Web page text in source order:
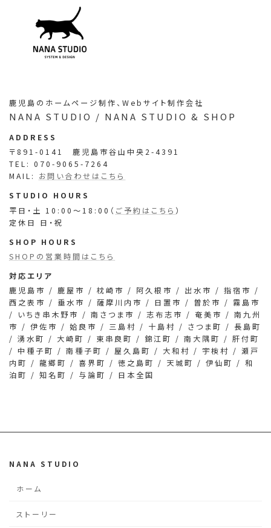
ン
リ
ン
ン
リ
ン
ン
リ
ン
ン
リ
ン
鹿児島のホームページ制作、Webサイト制作会社
NANA STUDIO / NANA STUDIO & SHOP
ADDRESS
〒891-0141 鹿児島市谷山中央2-4391
TEL: 070-9065-7264
MAIL: お問い合わせはこちら
STUDIO HOURS
平日・土 10:00～18:00（ ご予約はこちら ）
定休日 日・祝
SHOP HOURS
SHOPの営業時間はこちら
対応エリア
鹿児島市 / 鹿屋市 / 枕崎市 / 阿久根市 / 出水市 / 指宿市 /
西之表市 / 垂水市 / 薩摩川内市 / 日置市 / 曽於市 / 霧島市
/ いちき串木野市 / 南さつま市 / 志布志市 / 奄美市 / 南九州
市 / 伊佐市 / 姶良市 / 三島村 / 十島村 / さつま町 / 長島町
/ 湧水町 / 大崎町 / 東串良町 / 錦江町 / 南大隅町 / 肝付町
/ 中種子町 / 南種子町 / 屋久島町 / 大和村 / 宇検村 / 瀬戸
内町 / 龍郷町 / 喜界町 / 徳之島町 / 天城町 / 伊仙町 / 和
泊町 / 知名町 / 与論町 / 日本全国
NANA STUDIO
ホーム
ストーリー